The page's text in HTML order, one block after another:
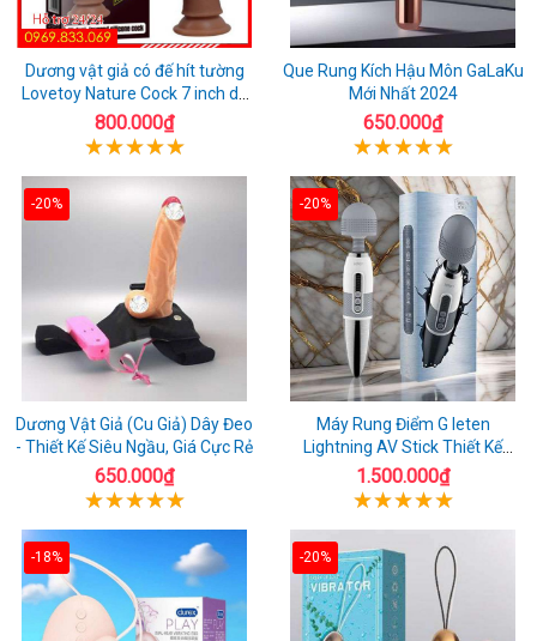
Dương vật giả có đế hít tường
Lovetoy Nature Cock 7 inch da
đen
800.000₫
Que Rung Kích Hậu Môn GaLaKu
Mới Nhất 2024
650.000₫
-20%
Dương Vật Giả (Cu Giả) Dây Đeo
- Thiết Kế Siêu Ngầu, Giá Cực Rẻ
650.000₫
-20%
Máy Rung Điểm G leten
Lightning AV Stick Thiết Kế
Thông Minh
1.500.000₫
-18% -20%